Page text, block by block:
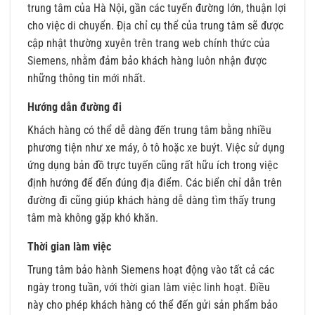
trung tâm của Hà Nội, gần các tuyến đường lớn, thuận lợi
cho việc di chuyển. Địa chỉ cụ thể của trung tâm sẽ được
cập nhật thường xuyên trên trang web chính thức của
Siemens, nhằm đảm bảo khách hàng luôn nhận được
những thông tin mới nhất.
Hướng dẫn đường đi
Khách hàng có thể dễ dàng đến trung tâm bằng nhiều
phương tiện như xe máy, ô tô hoặc xe buýt. Việc sử dụng
ứng dụng bản đồ trực tuyến cũng rất hữu ích trong việc
định hướng để đến đúng địa điểm. Các biển chỉ dẫn trên
đường đi cũng giúp khách hàng dễ dàng tìm thấy trung
tâm mà không gặp khó khăn.
Thời gian làm việc
Trung tâm bảo hành Siemens hoạt động vào tất cả các
ngày trong tuần, với thời gian làm việc linh hoạt. Điều
này cho phép khách hàng có thể đến gửi sản phẩm bảo